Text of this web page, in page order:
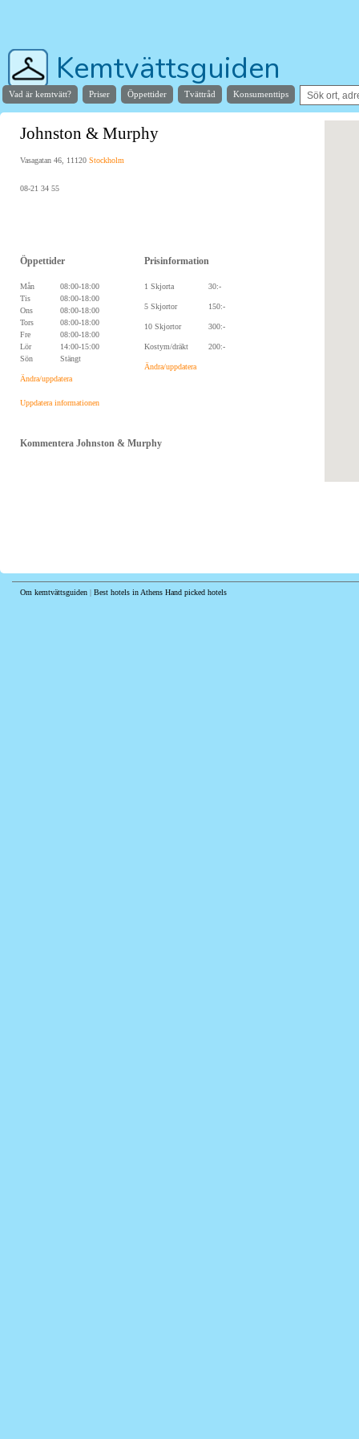
Kemtvättsguiden
Hjälper dig hitta stans bästa kemtvätt
Vad är kemtvätt? Priser Öppettider Tvättråd Konsumenttips
Johnston & Murphy
Vasagatan 46, 11120 Stockholm
08-21 34 55
Öppettider
Mån
08:00-18:00
Tis
08:00-18:00
Ons
08:00-18:00
Tors
08:00-18:00
Fre
08:00-18:00
Lör
14:00-15:00
Sön
Stängt
Ändra/uppdatera
Prisinformation
1 Skjorta 30:-
5 Skjortor 150:-
10 Skjortor 300:-
Kostym/dräkt 200:-
Ändra/uppdatera
Uppdatera informationen
Kommentera Johnston & Murphy
Om kemtvättsguiden | Best hotels in Athens Hand picked hotels